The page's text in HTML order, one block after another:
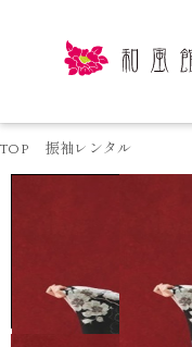
TOP 振袖レンタル